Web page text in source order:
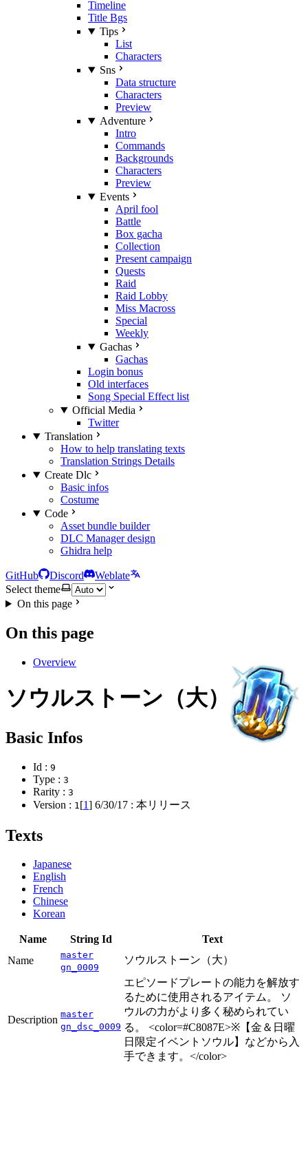
Timeline
Title Bgs
Tips
List
Characters
Sns
Data structure
Characters
Preview
Adventure
Intro
Commands
Backgrounds
Characters
Preview
Events
April fool
Battle
Box gacha
Collection
Present campaign
Quests
Raid
Raid Lobby
Miss Macross
Special
Weekly
Gachas
Gachas
Login bonus
Old interfaces
Song Special Effect list
Official Media
Twitter
Translation
How to help translating texts
Translation Strings Details
Create Dlc
Basic infos
Costume
Code
Asset bundle builder
DLC Manager design
Ghidra help
GitHub Discord
Weblate
Select theme
On this page
On this page
Overview
ソウルストーン（大）
Basic Infos
Id : 9
Type : 3
Rarity : 3
Version : 1 [1] 6/30/17 : 本リリース
Texts
Japanese
English
French
Chinese
Korean
Name String Id
Text
Name
master
gn_0009
ソウルストーン（大）
Description master
gn_dsc_0009
エピソードプレートの能力を解放す
るために使用されるアイテム。 ソ
ウルの力がより多く秘められてい
る。 <color=#C8087E>※【金＆日曜
日限定イベントソウル】などから入
手できます。</color>